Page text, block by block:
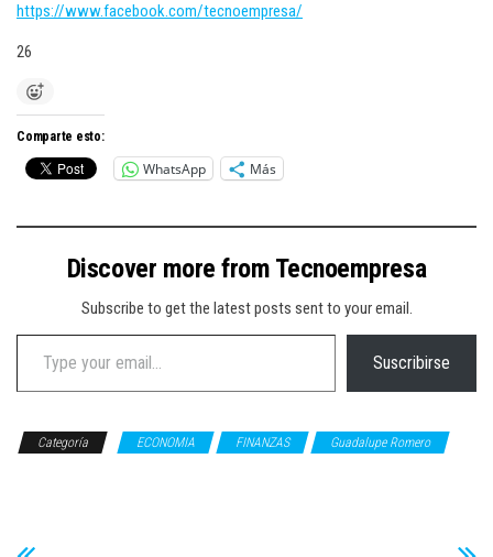
https://www.facebook.com/tecnoempresa/
26
Comparte esto:
WhatsApp Más
Discover more from Tecnoempresa
Subscribe to get the latest posts sent to your email.
Type your email…
Suscribirse
Categoría ECONOMIA FINANZAS
Guadalupe Romero